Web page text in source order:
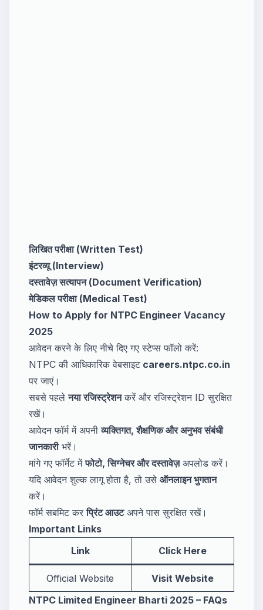
लिखित परीक्षा (Written Test)
इंटरव्यू (Interview)
दस्तावेज़ सत्यापन (Document Verification)
मेडिकल परीक्षा (Medical Test)
How to Apply for NTPC Engineer Vacancy
2025
आवेदन करने के लिए नीचे दिए गए स्टेप्स फॉलो करें:
NTPC की आधिकारिक वेबसाइटcareers.ntpc.co.in
पर जाएं।
सबसे पहलेनया रजिस्ट्रेशनकरें और रजिस्ट्रेशन ID सुरक्षित
रखें।
आवेदन फॉर्म में अपनीव्यक्तिगत, शैक्षणिक और अनुभव संबंधी
जानकारीभरें।
मांगे गए फॉर्मेट मेंफोटो, सिग्नेचर और दस्तावेज़अपलोड करें।
यदि आवेदन शुल्क लागू होता है, तो उसे ऑनलाइन भुगतान
करें।
फॉर्म सबमिट करप्रिंट आउटअपने पास सुरक्षित रखें।
Important Links
Link
Click Here
Official Website
Visit Website
NTPC Limited Engineer Bharti 2025 – FAQs